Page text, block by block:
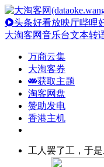
头条好看放映厅哔哩
大淘客网音乐台文本转
万商云集
大淘客券
获取主题
淘客网盘
赞助发电
香港主机
工人罢了工，于是